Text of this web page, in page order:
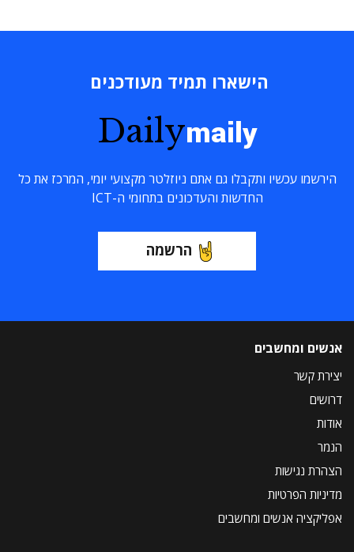
הישארו תמיד מעודכנים
Dailymaily
הירשמו עכשיו ותקבלו גם אתם ניוזלטר מקצועי יומי, המרכז את כל
החדשות והעדכונים בתחומי ה-ICT
הרשמה
אנשים ומחשבים
יצירת קשר
דרושים
אודות
הנמר
הצהרת נגישות
מדיניות הפרטיות
אפליקציה אנשים ומחשבים